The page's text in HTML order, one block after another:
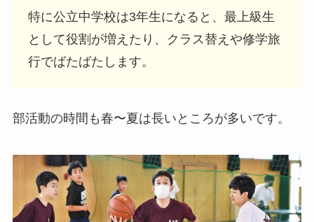
特に公立中学校は3年生になると、最上級生
として役割が増えたり、クラス替えや修学旅
行でばたばたします。
部活動の時間も春〜夏は長いところが多いです。